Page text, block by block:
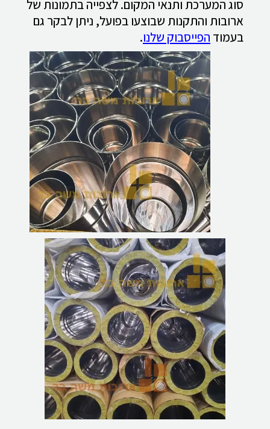
סוג המערכת ותנאי המקום. לצפייה בתמונות של
ארובות והתקנות שבוצעו בפועל, ניתן לבקר גם
בעמוד הפייסבוק שלנו.